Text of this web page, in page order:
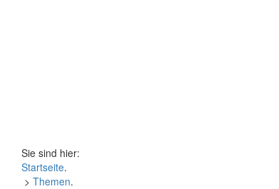
Sie sind hier:
Startseite.
> Themen.